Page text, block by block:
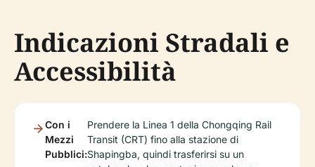
Indicazioni Stradali e
Accessibilità
Con i
Mezzi
Pubblici:
Prendere la Linea 1 della Chongqing Rail
Transit (CRT) fino alla stazione di
Shapingba, quindi trasferirsi su un